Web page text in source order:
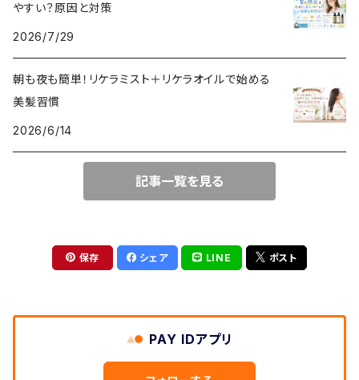
やすい？原因と対策
2026/7/29
朝も夜も簡単！リケラミスト＋リケラオイルで始める
美髪習慣
2026/6/14
記事一覧を見る
保存 シェア LINE ポスト
PAY IDアプリ